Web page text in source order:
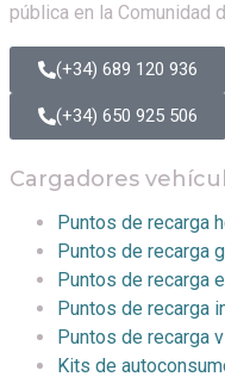
pública en la Comunidad
(+34) 689 120 936
(+34) 650 925 506
Cargadores
Puntos de recarga
Puntos de recarga
Puntos de recarga
Puntos de recarga
Puntos de recarga
Kits de